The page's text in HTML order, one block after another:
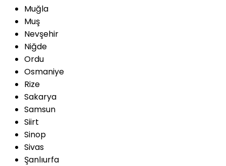
Muğla
Muş
Nevşehir
Niğde
Ordu
Osmaniye
Rize
Sakarya
Samsun
Siirt
Sinop
Sivas
Şanlıurfa